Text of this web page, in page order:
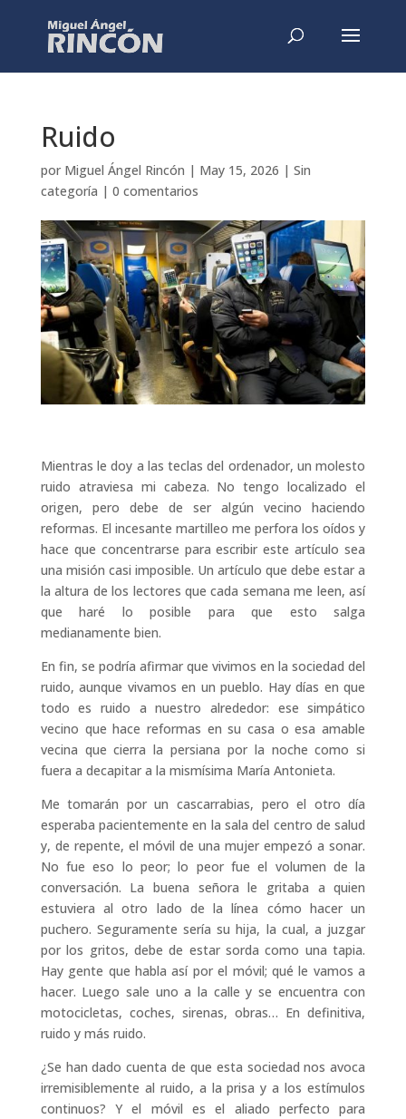
Ruido
por Miguel Ángel Rincón | May 15, 2026 | Sin
categoría | 0 comentarios
Mientras le doy a las teclas del ordenador, un molesto
ruido atraviesa mi cabeza. No tengo localizado el
origen, pero debe de ser algún vecino haciendo
reformas. El incesante martilleo me perfora los oídos y
hace que concentrarse para escribir este artículo sea
una misión casi imposible. Un artículo que debe estar a
la altura de los lectores que cada semana me leen, así
que haré lo posible para que esto salga
medianamente bien.
En fin, se podría afirmar que vivimos en la sociedad del
ruido, aunque vivamos en un pueblo. Hay días en que
todo es ruido a nuestro alrededor: ese simpático
vecino que hace reformas en su casa o esa amable
vecina que cierra la persiana por la noche como si
fuera a decapitar a la mismísima María Antonieta.
Me tomarán por un cascarrabias, pero el otro día
esperaba pacientemente en la sala del centro de salud
y, de repente, el móvil de una mujer empezó a sonar.
No fue eso lo peor; lo peor fue el volumen de la
conversación. La buena señora le gritaba a quien
estuviera al otro lado de la línea cómo hacer un
puchero. Seguramente sería su hija, la cual, a juzgar
por los gritos, debe de estar sorda como una tapia.
Hay gente que habla así por el móvil; qué le vamos a
hacer. Luego sale uno a la calle y se encuentra con
motocicletas, coches, sirenas, obras… En definitiva,
ruido y más ruido.
¿Se han dado cuenta de que esta sociedad nos avoca
irremisiblemente al ruido, a la prisa y a los estímulos
continuos? Y el móvil es el aliado perfecto para